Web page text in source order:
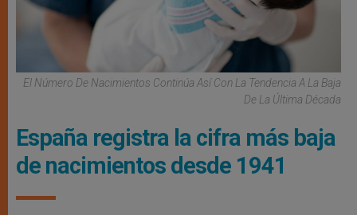
El Número De Nacimientos Continúa Así Con La Tendencia A La Baja
De La Última Década
España registra la cifra más baja
de nacimientos desde 1941